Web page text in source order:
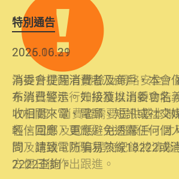
特別通告
2026.06.29
消委會提醒消費者及商戶，本會
布消費警示。如接獲以消委會名
收相關來電、電郵、短訊或社交
輕信回應，更應避免透露任何個
問，請致電防騙易熱線18222或
2222查詢。
2025.10.31
為提升使用者體驗及網絡安全
系統已經進行升級及推出新功能
10日起，消費者需要提供基本
名、電郵及電話）註冊帳戶，才
詢及建議。所有提交紀錄將清晰
方便日後作出跟進。